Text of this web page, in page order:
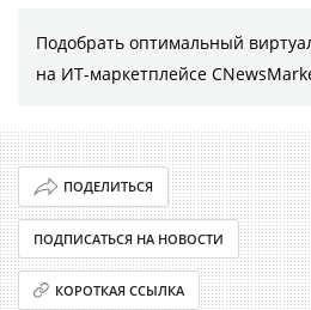
Подобрать оптимальный
на ИТ-маркетплейсе
ПОДЕЛИТЬСЯ
ПОДПИСАТЬСЯ НА НОВОСТИ
КОРОТКАЯ ССЫЛКА